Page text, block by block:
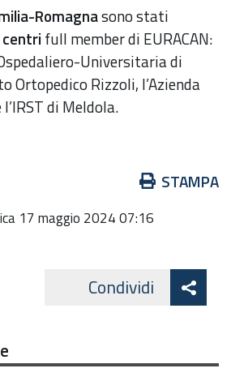
Romagnasono stati
full member di EURACAN:
Ospedaliero-Universitaria di
Ortopedico Rizzoli, l’Azienda
di Meldola.
STAMPA
17 maggio 2024 07:16
Condividi